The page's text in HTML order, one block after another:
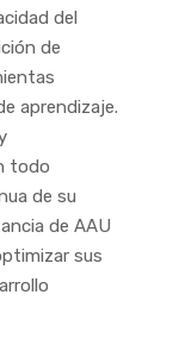
del
de
aprendizaje.
todo
de su
de AAU
sus